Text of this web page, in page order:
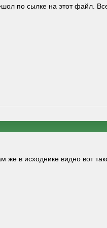
по сылке на этот файл.
же в исходнике видно вот